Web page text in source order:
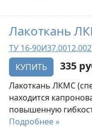
Лакоткань
ТУ 16-
КУПИТЬ
335
Лакоткань ЛКМС
находится
повышенную
Подробнее »